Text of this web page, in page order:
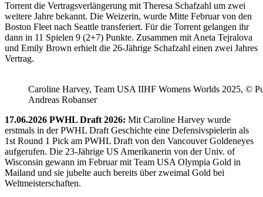
Torrent die Vertragsverlängerung mit Theresa Schafzahl um zwei
weitere Jahre bekannt. Die Weizerin, wurde Mitte Februar von den
Boston Fleet nach Seattle transferiert. Für die Torrent gelangen ihr
dann in 11 Spielen 9 (2+7) Punkte. Zusammen mit Aneta Tejralova
und Emily Brown erhielt die 26-Jährige Schafzahl einen zwei Jahres
Vertrag.
Caroline Harvey, Team USA IIHF Womens Worlds 2025, ©
Andreas Robanser
17.06.2026 PWHL Draft 2026: Mit Caroline Harvey wurde
erstmals in der PWHL Draft Geschichte eine Defensivspielerin als
1st Round 1 Pick am PWHL Draft von den Vancouver Goldeneyes
aufgerufen. Die 23-Jährige US Amerikanerin von der Univ. of
Wisconsin gewann im Februar mit Team USA Olympia Gold in
Mailand und sie jubelte auch bereits über zweimal Gold bei
Weltmeisterschaften.